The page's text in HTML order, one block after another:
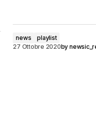
news
playlist
27 Ottobre 2020by